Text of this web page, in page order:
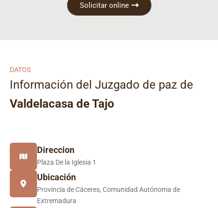
Solicitar online
DATOS
Información del Juzgado de paz de
Valdelacasa de Tajo
Direccion
Plaza De la Iglesia 1
Ubicación
Provincia de Cáceres, Comunidad Autónoma de
Extremadura